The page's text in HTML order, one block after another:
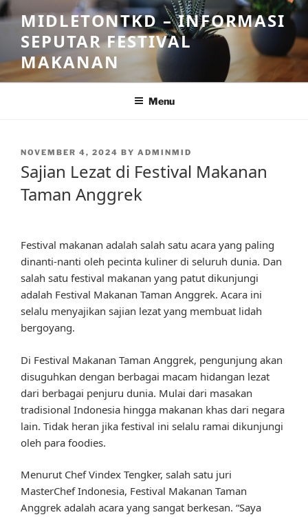
Skip
to
content
MIDLETONTKD – INFORMASI
SEPUTAR FESTIVAL
MAKANAN
Menu
POSTED
NOVEMBER 4, 2024 BY ADMINMID
Sajian Lezat di Festival Makanan
Taman Anggrek
Festival makanan adalah salah satu acara yang paling
dinanti-nanti oleh pecinta kuliner di seluruh dunia. Dan
salah satu festival makanan yang patut dikunjungi
adalah Festival Makanan Taman Anggrek. Acara ini
selalu menyajikan sajian lezat yang membuat lidah
bergoyang.
Di Festival Makanan Taman Anggrek, pengunjung akan
disuguhkan dengan berbagai macam hidangan lezat
dari berbagai penjuru dunia. Mulai dari masakan
tradisional Indonesia hingga makanan khas dari negara
lain. Tidak heran jika festival ini selalu ramai dikunjungi
oleh para foodies.
Menurut Chef Vindex Tengker, salah satu juri
MasterChef Indonesia, Festival Makanan Taman
Anggrek adalah acara yang sangat berkesan. “Saya